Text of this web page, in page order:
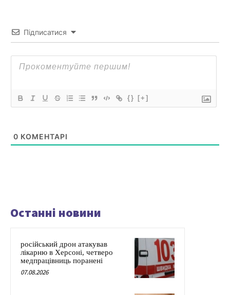
Підписатися
{} [+]
0 КОМЕНТАРІ
Останні новини
російський дрон атакував
лікарню в Херсоні, четверо
медпрацівниць поранені
07.08.2026